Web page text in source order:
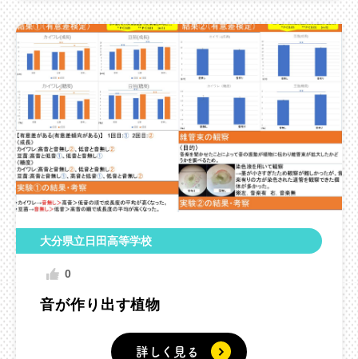
大分県立日田高等学校
0
音が作り出す植物
詳しく見る